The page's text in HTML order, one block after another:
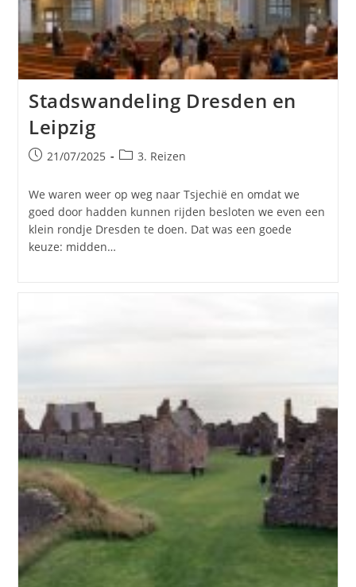
Stadswandeling Dresden en
Leipzig
Bericht
op:
21/07/2025 Berichtcategorie:
3. Reizen
We waren weer op weg naar Tsjechië en omdat we
goed door hadden kunnen rijden besloten we even een
klein rondje Dresden te doen. Dat was een goede
keuze: midden…